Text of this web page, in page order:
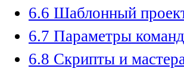
6.6 Шаблонный
6.7 Параметры
6.8 Скрипты и